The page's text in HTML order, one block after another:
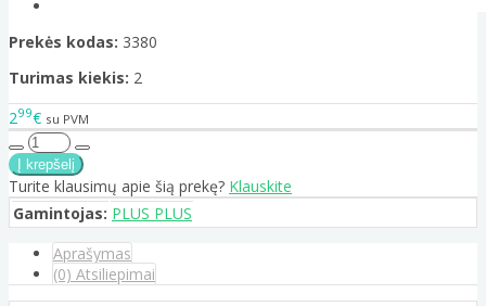
Prekės kodas: 3380
Turimas kiekis: 2
299€ su PVM
Turite klausimų apie šią prekę? Klauskite
Gamintojas: PLUS PLUS
Aprašymas
(0) Atsiliepimai